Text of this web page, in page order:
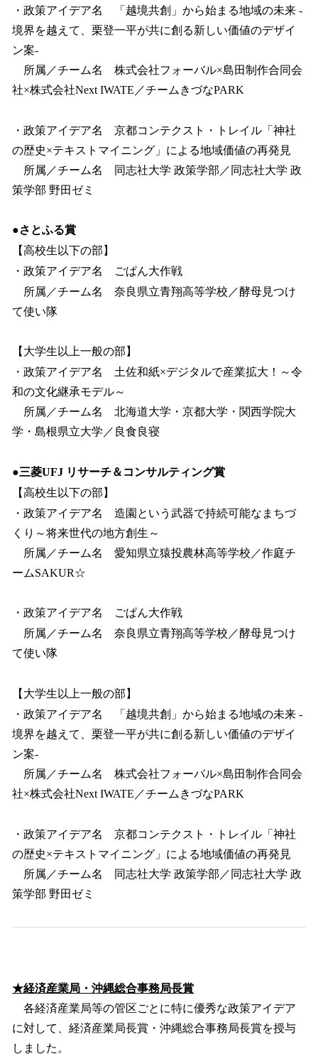
・政策アイデア名 「越境共創」から始まる地域の未来 -
境界を越えて、栗登一平が共に創る新しい価値のデザイ
ン案-
所属／チーム名 株式会社フォーバル×島田制作合同会
社×株式会社Next IWATE／チームきづなPARK
・政策アイデア名 京都コンテクスト・トレイル「神社
の歴史×テキストマイニング」による地域価値の再発見
所属／チーム名 同志社大学 政策学部／同志社大学 政
策学部 野田ゼミ
●さとふる賞
【高校生以下の部】
・政策アイデア名 ごぱん大作戦
所属／チーム名 奈良県立青翔高等学校／酵母見つけ
て使い隊
【大学生以上一般の部】
・政策アイデア名 土佐和紙×デジタルで産業拡大！～令
和の文化継承モデル～
所属／チーム名 北海道大学・京都大学・関西学院大
学・島根県立大学／良食良寝
●三菱UFJ リサーチ＆コンサルティング賞
【高校生以下の部】
・政策アイデア名 造園という武器で持続可能なまちづ
くり～将来世代の地方創生～
所属／チーム名 愛知県立猿投農林高等学校／作庭チ
ームSAKUR☆
・政策アイデア名 ごぱん大作戦
所属／チーム名 奈良県立青翔高等学校／酵母見つけ
て使い隊
【大学生以上一般の部】
・政策アイデア名 「越境共創」から始まる地域の未来 -
境界を越えて、栗登一平が共に創る新しい価値のデザイ
ン案-
所属／チーム名 株式会社フォーバル×島田制作合同会
社×株式会社Next IWATE／チームきづなPARK
・政策アイデア名 京都コンテクスト・トレイル「神社
の歴史×テキストマイニング」による地域価値の再発見
所属／チーム名 同志社大学 政策学部／同志社大学 政
策学部 野田ゼミ
★経済産業局・沖縄総合事務局長賞
各経済産業局等の管区ごとに特に優秀な政策アイデア
に対して、経済産業局長賞・沖縄総合事務局長賞を授与
しました。